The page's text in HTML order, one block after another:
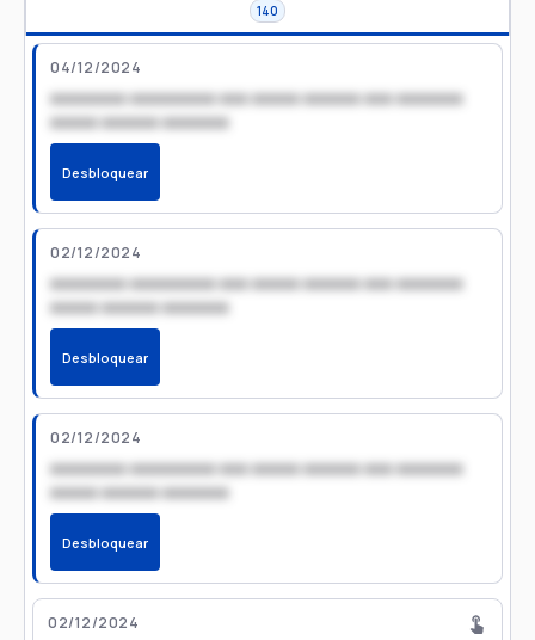
140
04/12/2024
xxxxxxxx xxxxxxxxx xxx xxxxx xxxxxx xxx xxxxxxx
xxxxx xxxxxx xxxxxxx
Desbloquear
02/12/2024
xxxxxxxx xxxxxxxxx xxx xxxxx xxxxxx xxx xxxxxxx
xxxxx xxxxxx xxxxxxx
Desbloquear
02/12/2024
xxxxxxxx xxxxxxxxx xxx xxxxx xxxxxx xxx xxxxxxx
xxxxx xxxxxx xxxxxxx
Desbloquear
02/12/2024